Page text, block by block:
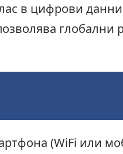
в цифрови
глобални
(WiFi или